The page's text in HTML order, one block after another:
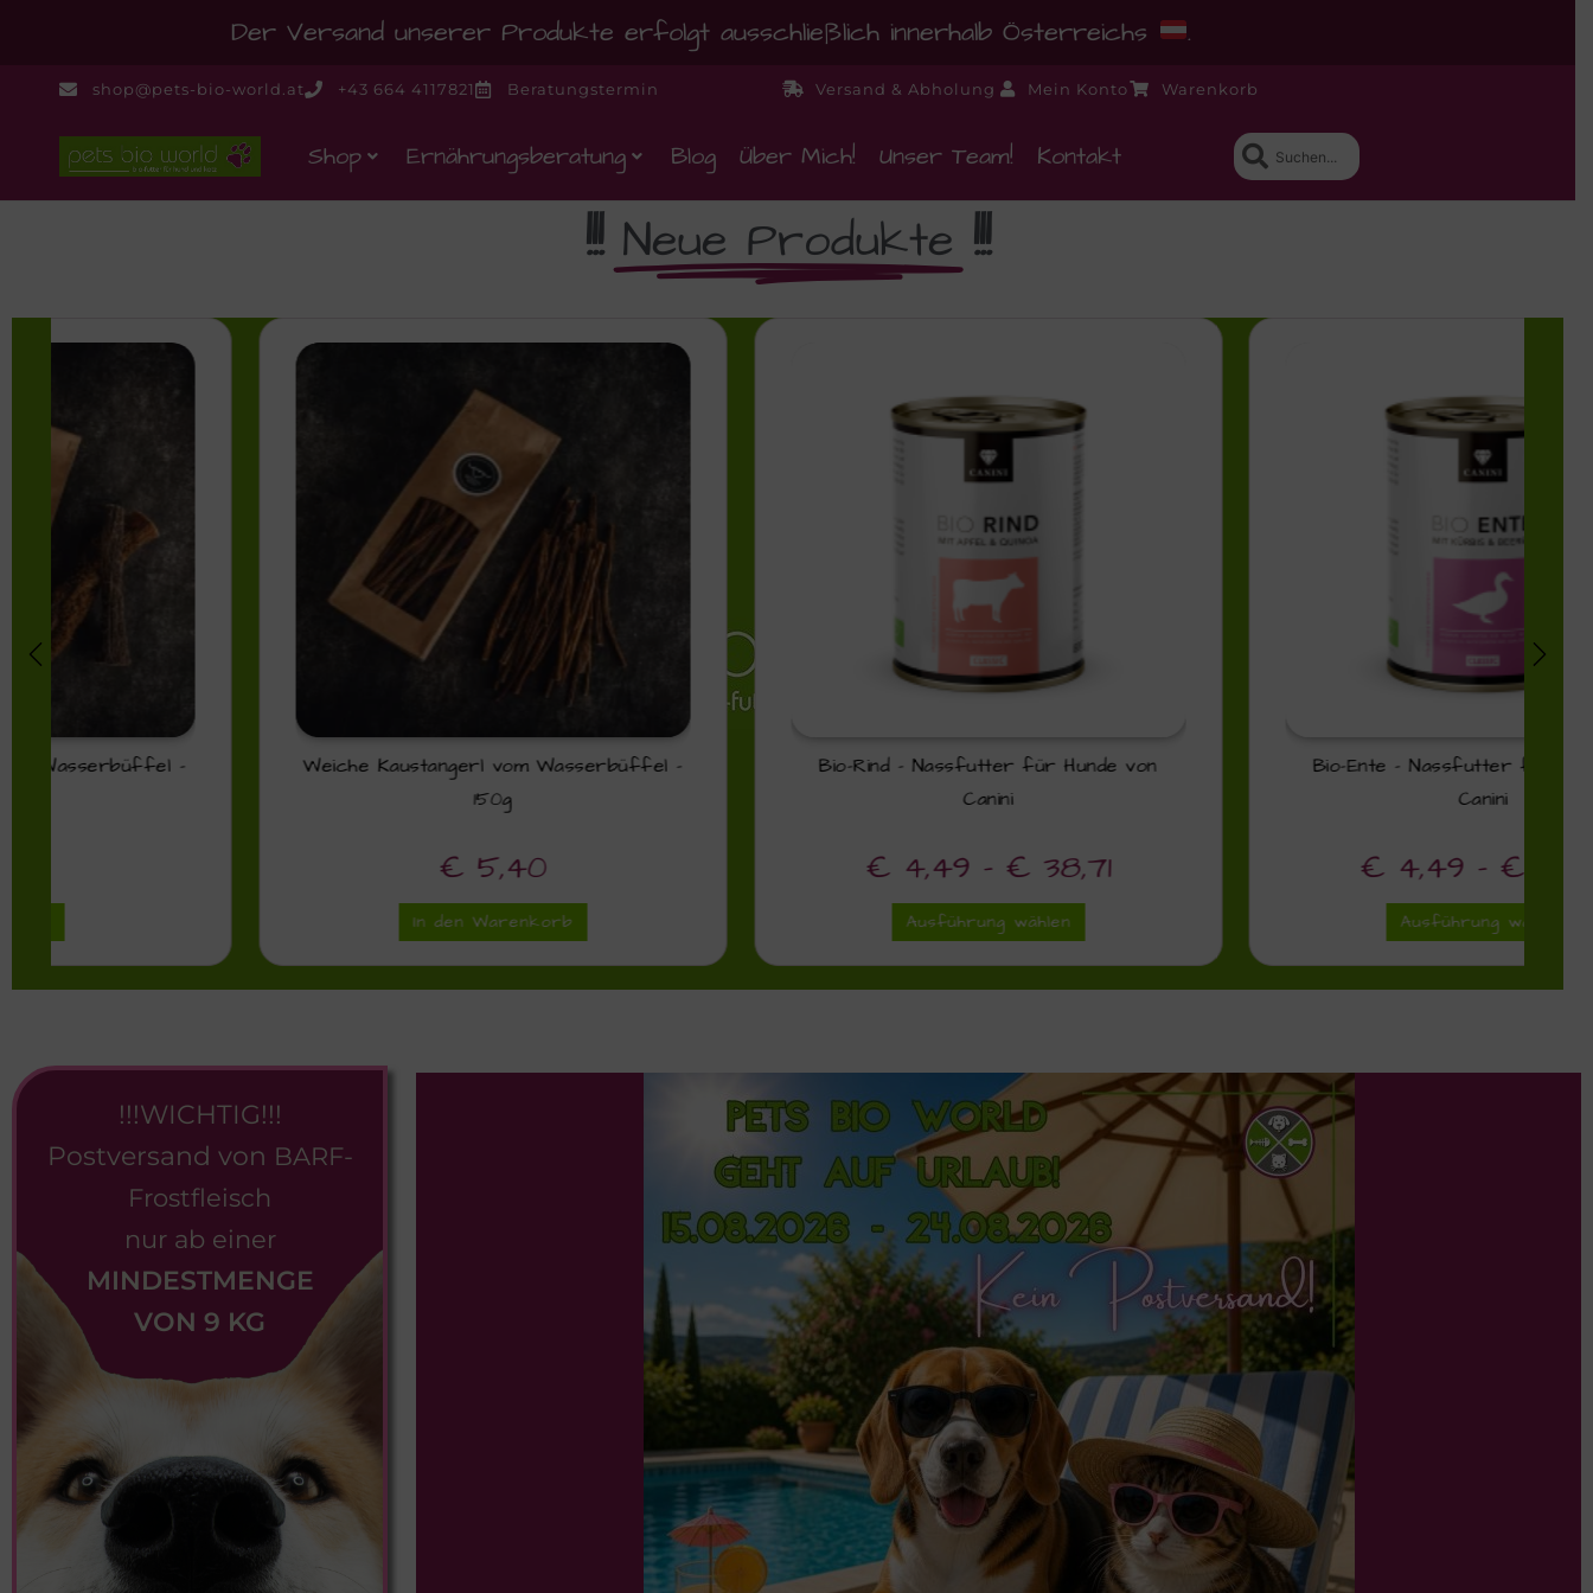
Der Versand unserer Produkte erfolgt ausschließlich innerhalb Österreichs .
shop@pets-bio-world.at +43 664 4117821 Beratungstermin Versand & Abholung Mein Konto Warenkorb
Shop Ernährungsberatung Blog Über Mich! Unser Team! Kontakt
!!! Neue Produkte !!!
Weiche Kaustangerl vom Wasserbüffel –
Bio-Rind – Nassfutter für Hunde von
38,71
Bio-Ente – Nassfutter für Hunde von
38,71
!!!WICHTIG!!!
Postversand von BARF-
Frostfleisch
nur ab einer
MINDESTMENGE
VON 9 KG